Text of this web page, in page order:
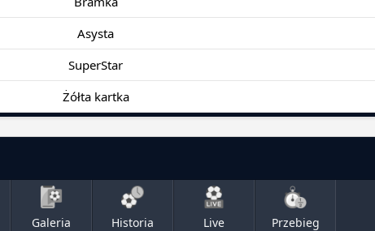
Asysta
SuperStar
Żółta kartka
Galeria Historia Live Przebieg